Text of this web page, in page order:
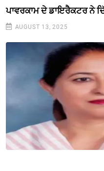
ਪਾਵਰਕਾਮ ਦੇ ਡਾਇਰੈਕਟਰ ਨੇ
AUGUST 13, 2025